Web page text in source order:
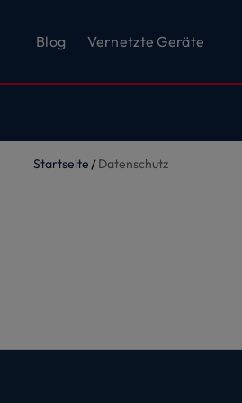
Blog Vernetzte Geräte
Startseite Datenschutz